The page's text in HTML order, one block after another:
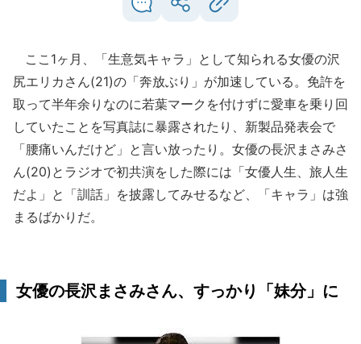
ここ1ヶ月、「生意気キャラ」として知られる女優の沢
尻エリカさん(21)の「奔放ぶり」が加速している。免許を
取って半年余りなのに若葉マークを付けずに愛車を乗り回
していたことを写真誌に暴露されたり、新製品発表会で
「腰痛いんだけど」と言い放ったり。女優の長沢まさみさ
ん(20)とラジオで初共演をした際には「女優人生、旅人生
だよ」と「訓話」を披露してみせるなど、「キャラ」は強
まるばかりだ。
女優の長沢まさみさん、すっかり「妹分」に